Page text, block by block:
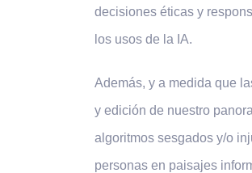
decisiones éticas y
los usos de la IA.
Además, y a medida que
y edición de nuestro
algoritmos sesgados y/o
personas en paisajes